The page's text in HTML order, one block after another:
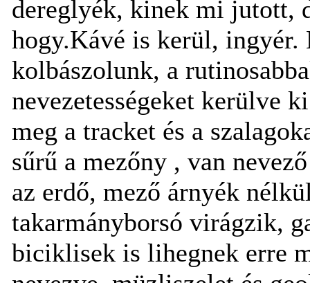
dereglyék, kinek mi jutott,
hogy.Kávé is kerül,
kolbászolunk, a
nevezetességeket kerülve
meg a tracket és a
sűrű a mezőny , van
az erdő, mező árnyék
takarmányborsó virágzik,
biciklisek is lihegnek erre